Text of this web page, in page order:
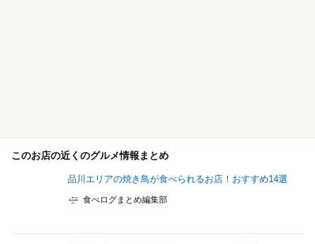
このお店の近くのグルメ情報まとめ
品川エリアの焼き鳥が食べられるお店！おすすめ14選
食べログまとめ編集部